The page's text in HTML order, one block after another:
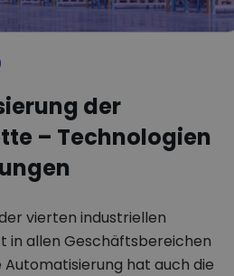
der
– Technologien
vierten industriellen
in allen Geschäftsbereichen
Automatisierung hat auch die